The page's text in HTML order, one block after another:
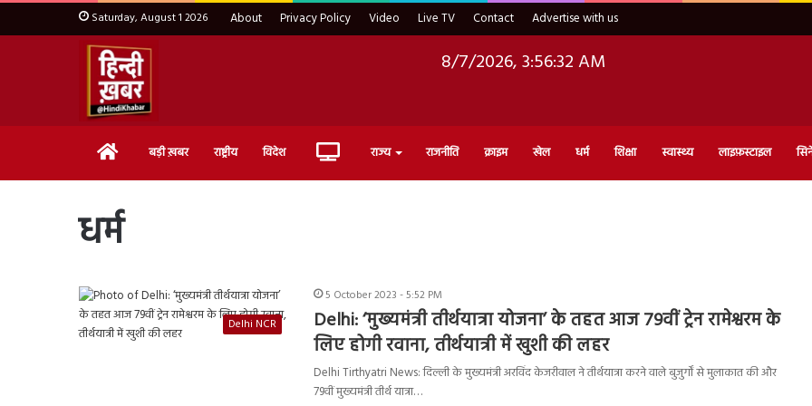
Saturday, August 1 2026 About Privacy Policy Video Live TV Contact Advertise with us
8/7/2026, 3:56:33 AM
Home बड़ी ख़बर राष्ट्रीय विदेश Live राज्य राजनीति क्राइम खेल धर्म शिक्षा स्वास्थ्य लाइफ़स्टाइल
धर्म
Delhi NCR
5 October 2023 - 5:52 PM
Delhi: ‘मुख्यमंत्री तीर्थयात्रा योजना’ के तहत आज 79वीं ट्रेन रामेश्वरम के
लिए होगी रवाना, तीर्थयात्री में खुशी की लहर
Delhi Tirthyatri News: दिल्ली के मुख्यमंत्री अरविंद केजरीवाल ने तीर्थयात्रा करने वाले बुजुर्गों से मुलाकात की और
79वीं मुख्यमंत्री तीर्थ यात्रा…